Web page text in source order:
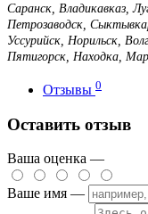
Саранск, Владикавказ,
Петрозаводск,
Уссурийск, Норильск,
Пятигорск, Находка,
Отзывы 0
Оставить отзыв
Ваша оценка —
Ваше имя —